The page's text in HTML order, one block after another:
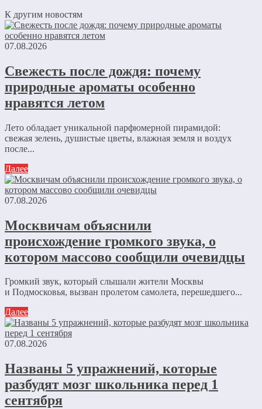
К другим новостям
07.08.2026
Свежесть после дождя: почему
природные ароматы особенно
нравятся летом
Лето обладает уникальной парфюмерной пирамидой:
свежая зелень, душистые цветы, влажная земля и воздух
после...
Далее
07.08.2026
Москвичам объяснили
происхождение громкого звука, о
котором массово сообщили очевидцы
Громкий звук, который слышали жители Москвы
и Подмосковья, вызван пролетом самолета, перешедшего...
Далее
07.08.2026
Названы 5 упражнений, которые
разбудят мозг школьника перед 1
сентября